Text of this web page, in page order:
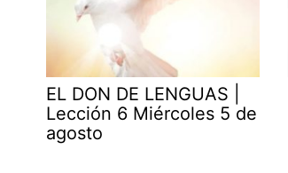
EL DON DE LENGUAS |
Lección 6 Miércoles 5 de
agosto